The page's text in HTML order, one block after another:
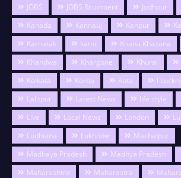
JOBS
JOBS Rcuirment Jodhpur
Kanada
Kannauj Kanpur
Karnatak
katni Khana Khazana
Khandwa
Khargone Khurai
Kolkata
Korba Kota l
Lalitpur
Latest News life style
Live
Local News London
Ludhiana
Lukhnow
Machalpur
Madhaya Pradesh
Madhya Pradesh
Maharashtra
Maharastra